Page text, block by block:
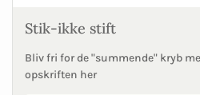
Stik-ikke stift
Bliv fri for de "summende" kryb
opskriften her